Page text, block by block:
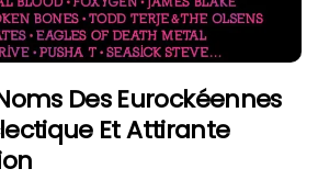
Des Eurockéennes
Et Attirante